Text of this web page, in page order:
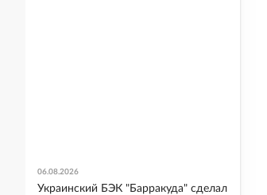
06.08.2026
Украинский БЭК "Барракуда" сделал